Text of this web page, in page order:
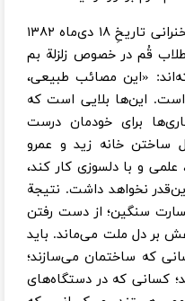
در سخنرانی تاریخِ ۱۸ دی‌ماه ۱۳۸۲
قُم در خصوص زلزلة بم
«این مصائب طبیعی،
این‌ها بلایی است که
برای خودمان درست
خانه زید و عمرو
و با دلسوزی کار کند،
نخواهد داشت. نتیجة
سنگین؛ از دست رفتن
بر دل ملت می‌ماند. باید
که ساختمان می‌سازند؛
کسانی که در دستگاه‌های